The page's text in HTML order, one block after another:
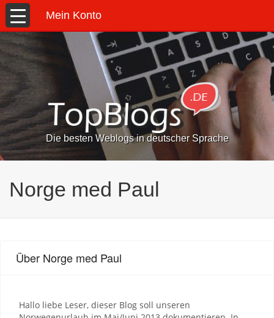
Mein Konto
Die besten Weblogs in deutscher Sprache
Norge med Paul
Über Norge med Paul
Hallo liebe Leser, dieser Blog soll unseren